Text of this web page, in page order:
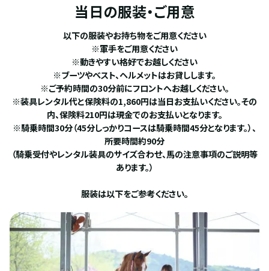
当日の服装・ご用意
以下の服装やお持ち物をご用意ください
※軍手をご用意ください
※動きやすい格好でお越しください
※ブーツやベスト、ヘルメットはお貸しします。
※ご予約時間の30分前にフロントへお越しください。
※装具レンタル代と保険料の1,860円は当日お支払いください。その
内、保険料210円は現金でのお支払いとなります。
※騎乗時間30分（45分しっかりコースは騎乗時間45分となります。）、
所要時間約90分
（騎乗受付やレンタル装具のサイズ合わせ、馬の注意事項のご説明等
あります。）
服装は以下をご参考ください。